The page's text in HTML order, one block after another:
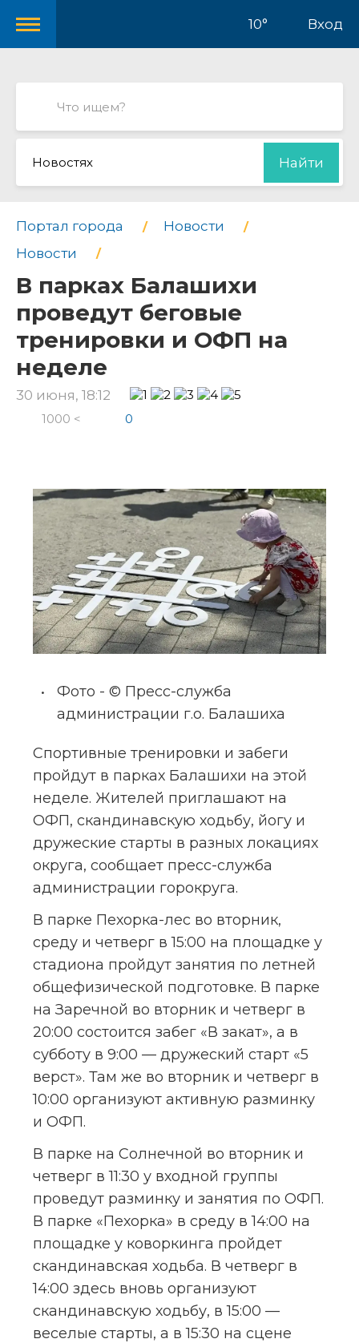
10° Вход
Новостях Найти
Портал города
Новости
Новости
В парках Балашихи
проведут беговые
тренировки и ОФП на
неделе
30 июня, 18:12
1000 < 0
Фото - © Пресс-служба
администрации г.о. Балашиха
Спортивные тренировки и забеги
пройдут в парках Балашихи на этой
неделе. Жителей приглашают на
ОФП, скандинавскую ходьбу, йогу и
дружеские старты в разных локациях
округа, сообщает пресс-служба
администрации горокруга.
В парке Пехорка-лес во вторник,
среду и четверг в 15:00 на площадке у
стадиона пройдут занятия по летней
общефизической подготовке. В парке
на Заречной во вторник и четверг в
20:00 состоится забег «В закат», а в
субботу в 9:00 — дружеский старт «5
верст». Там же во вторник и четверг в
10:00 организуют активную разминку
и ОФП.
В парке на Солнечной во вторник и
четверг в 11:30 у входной группы
проведут разминку и занятия по ОФП.
В парке «Пехорка» в среду в 14:00 на
площадке у коворкинга пройдет
скандинавская ходьба. В четверг в
14:00 здесь вновь организуют
скандинавскую ходьбу, в 15:00 —
веселые старты, а в 15:30 на сцене